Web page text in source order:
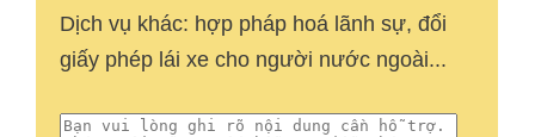
Dịch vụ khác: hợp pháp hoá lãnh sự, đổi
giấy phép lái xe cho người nước ngoài...